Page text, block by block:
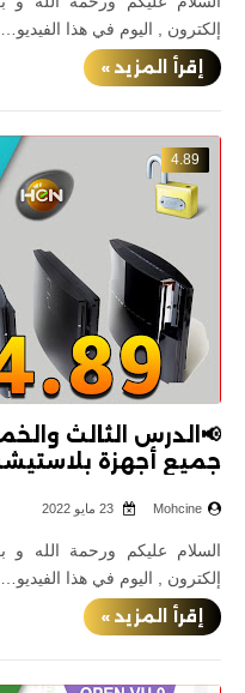
إلكترون , اليوم في هذا الفيديو…
إقرأ المزيد »
4.89
📢الدرس الثالث
جميع أجهزة بلاستيشن 3على التحديث
Mohcine
السلام عليكم ورحمة الله
إلكترون , اليوم في هذا الفيديو…
إقرأ المزيد »